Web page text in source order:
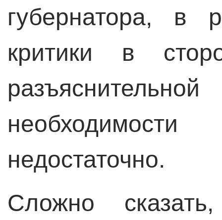
губернатора, в
критики в
недостаточно.
Сложно